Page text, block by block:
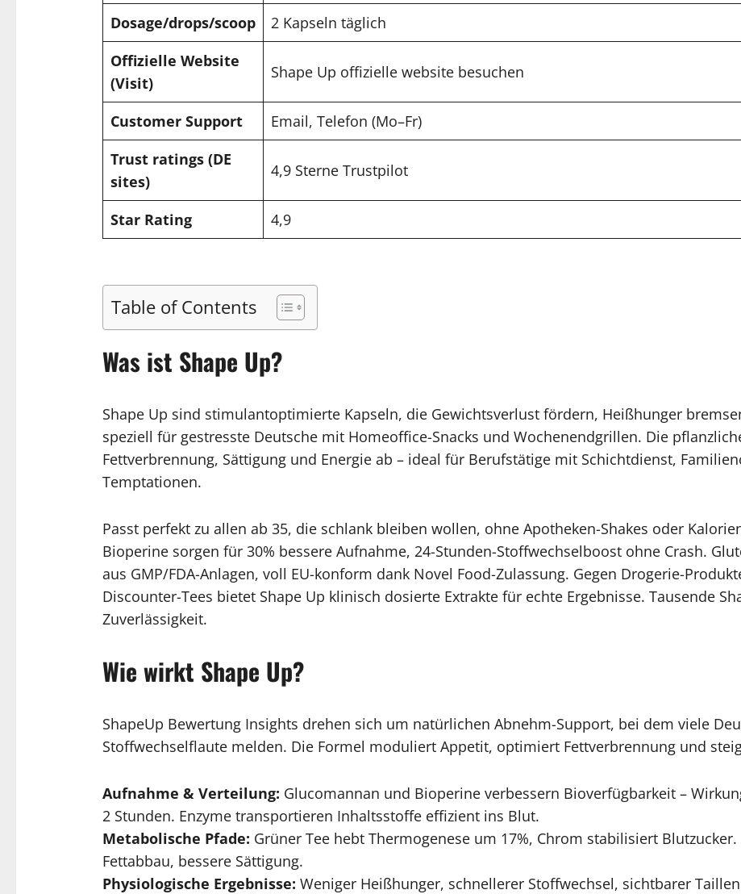
Dosage/drops/scoop
2 Kapseln täglich
Offizielle Website
(Visit)
Shape Up offizielle website besuchen
Customer Support
Email, Telefon (Mo–Fr)
Trust ratings (DE
sites)
4,9 Sterne Trustpilot
Star Rating 4,9
Table of Contents
Was ist Shape Up?
Shape Up sind stimulantoptimierte Kapseln, die Gewichtsverlust fördern, Heißhunger
speziell für gestresste Deutsche mit Homeoffice-Snacks und Wochenendgrillen. Die
Fettverbrennung, Sättigung und Energie ab – ideal für Berufstätige mit Schichtdienst,
Temptationen.
Passt perfekt zu allen ab 35, die schlank bleiben wollen, ohne Apotheken-Shakes oder
Bioperine sorgen für 30% bessere Aufnahme, 24-Stunden-Stoffwechselboost ohne Crash.
aus GMP/FDA-Anlagen, voll EU-konform dank Novel Food-Zulassung. Gegen Drogerie-
Discounter-Tees bietet Shape Up klinisch dosierte Extrakte für echte Ergebnisse. Tausende
Zuverlässigkeit.
Wie wirkt Shape Up?
ShapeUp Bewertung Insights drehen sich um natürlichen Abnehm-Support, bei dem viele
Stoffwechselflaute melden. Die Formel moduliert Appetit, optimiert Fettverbrennung und
Aufnahme & Verteilung: Glucomannan und Bioperine verbessern Bioverfügbarkeit –
2 Stunden. Enzyme transportieren Inhaltsstoffe effizient ins Blut.
Metabolische Pfade: Grüner Tee hebt Thermogenese um 17%, Chrom stabilisiert
Fettabbau, bessere Sättigung.
Physiologische Ergebnisse: Weniger Heißhunger, schnellerer Stoffwechsel, sichtbarer